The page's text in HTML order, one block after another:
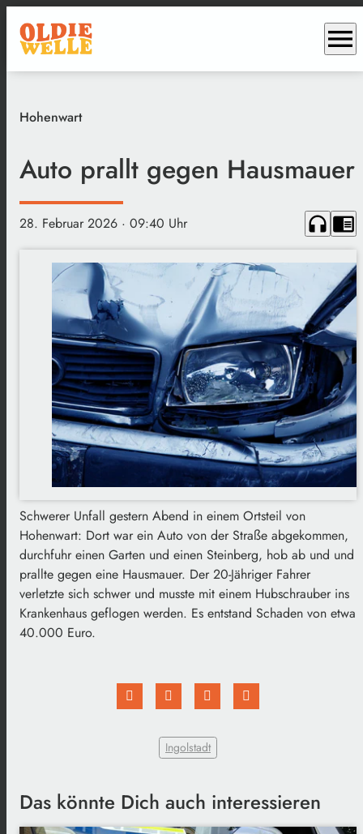
menu
Hohenwart
Auto prallt gegen Hausmauer
28. Februar 2026 · 09:40 Uhr headphones chrome_reader_mode
Schwerer Unfall gestern Abend in einem Ortsteil von
Hohenwart: Dort war ein Auto von der Straße abgekommen,
durchfuhr einen Garten und einen Steinberg, hob ab und und
prallte gegen eine Hausmauer. Der 20-Jähriger Fahrer
verletzte sich schwer und musste mit einem Hubschrauber ins
Krankenhaus geflogen werden. Es entstand Schaden von etwa
40.000 Euro.
Ingolstadt
Das könnte Dich auch interessieren